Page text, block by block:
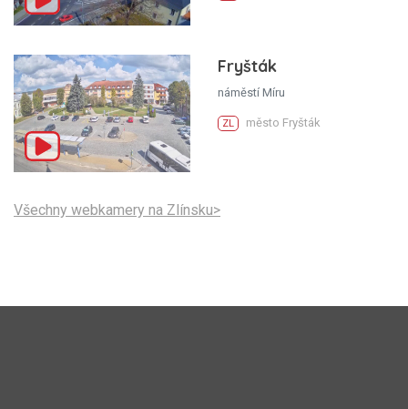
Fryšták
náměstí Míru
ZL město Fryšták
Všechny webkamery na Zlínsku>